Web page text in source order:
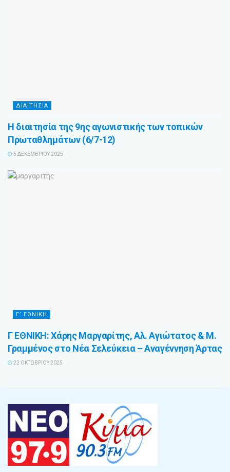
ΔΙΑΙΤΗΣΙΑ
Η διαιτησία της 9ης αγωνιστικής των τοπικών
Πρωταθλημάτων (6/7-12)
5 ΔΕΚΕΜΒΡΊΟΥ 2025
Γ’ ΕΘΝΙΚΗ
Γ ΕΘΝΙΚΗ: Χάρης Μαργαρίτης, Αλ. Αγιώτατος & Μ.
Γραμμένος στο Νέα Σελεύκεια – Αναγέννηση Άρτας
22 ΟΚΤΩΒΡΊΟΥ 2025